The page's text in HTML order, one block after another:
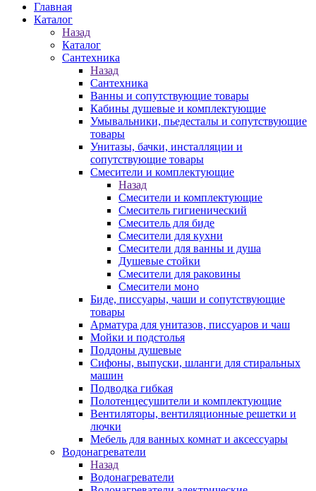
Главная
Каталог
Назад
Каталог
Сантехника
Назад
Сантехника
Ванны и сопутствующие товары
Кабины душевые и комплектующие
Умывальники, пьедесталы и сопутствующие
товары
Унитазы, бачки, инсталляции и
сопутствующие товары
Смесители и комплектующие
Назад
Смесители и комплектующие
Смеситель гигиенический
Смеситель для биде
Смесители для кухни
Смесители для ванны и душа
Душевые стойки
Смесители для раковины
Смесители моно
Биде, писсуары, чаши и сопутствующие
товары
Арматура для унитазов, писсуаров и чаш
Мойки и подстолья
Поддоны душевые
Сифоны, выпуски, шланги для стиральных
машин
Подводка гибкая
Полотенцесушители и комплектующие
Вентиляторы, вентиляционные решетки и
лючки
Мебель для ванных комнат и аксессуары
Водонагреватели
Назад
Водонагреватели